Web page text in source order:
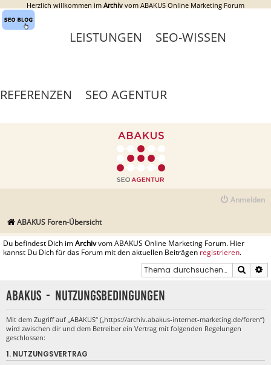
Herzlich willkommen im Archiv vom ABAKUS Online Marketing Forum
LEISTUNGEN SEO-WISSEN
REFERENZEN SEO AGENTUR
Anmelden
ABAKUS Foren-Übersicht
Du befindest Dich imArchivvom ABAKUS Online Marketing Forum. Hier
kannst Du Dich für das Forum mit den aktuellen Beiträgen registrieren.
Suche
ABAKUS - Nutzungsbedingungen
Mit dem Zugriff auf „ABAKUS“ („https://archiv.abakus-internet-marketing.de/foren“)
wird zwischen dir und dem Betreiber ein Vertrag mit folgenden Regelungen
geschlossen:
1. NUTZUNGSVERTRAG